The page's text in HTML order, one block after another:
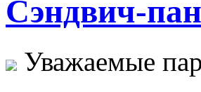
Сэндвич-
Уважаемые